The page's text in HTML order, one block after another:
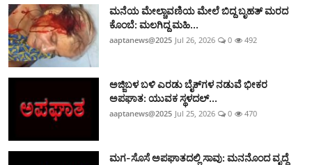
ಮನೆಯ ಮೇಲ್ಚಾವಣಿಯ ಮೇಲೆ ಬಿದ್ದ ಬೃಹತ್ ಮರದ
ಕೊಂಬೆ: ಮಲಗಿದ್ದ ಮಹಿ...
aaptanews@2025 Jul 26, 2026 0 492
ಅಜ್ಜಿಬಳ ಬಳಿ ಎರಡು ಬೈಕ್‌ಗಳ ನಡುವೆ ಭೀಕರ
ಅಪಘಾತ: ಯುವಕ ಸ್ಥಳದಲ್...
aaptanews@2025 Jul 25, 2026 0 470
ಮಗ-ಸೊಸೆ ಅಪಘಾತದಲ್ಲಿ ಸಾವು: ಮನನೊಂದ ವೃದ್ಧೆ